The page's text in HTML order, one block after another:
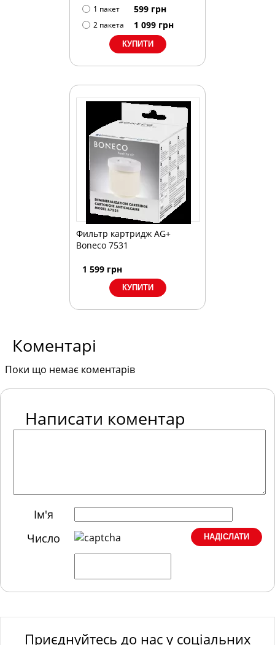
1 пакет 599 грн
2 пакета 1 099 грн
Фильтр картридж AG+
Boneco 7531
1 599 грн
Коментарі
Поки що немає коментарів
Написати коментар
Ім'я
Число
Приєднуйтесь до нас у соціальних